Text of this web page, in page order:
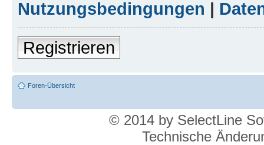
Nutzungsbedingungen |
Registrieren
Foren-Übersicht
© 2014 by SelectLine
Technische